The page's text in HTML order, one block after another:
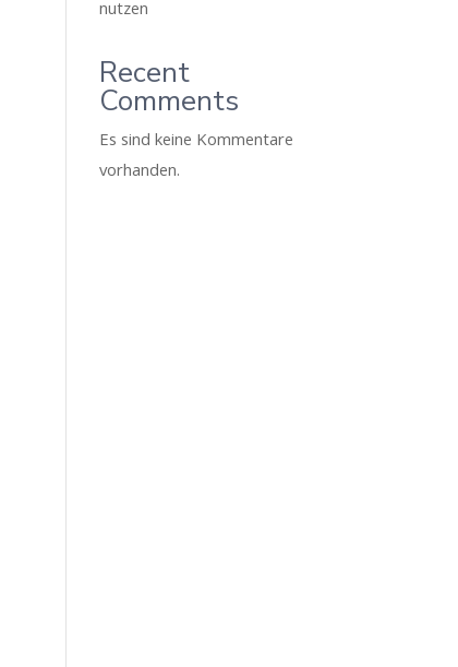
nutzen
Recent
Comments
Es sind keine Kommentare
vorhanden.